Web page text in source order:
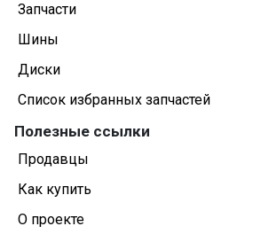
Запчасти
Шины
Диски
Список избранных запчастей
Полезные ссылки
Продавцы
Как купить
О проекте